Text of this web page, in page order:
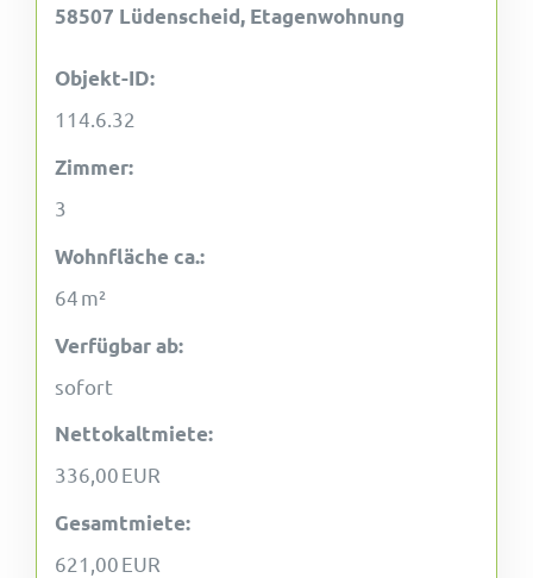
58507 Lüdenscheid, Etagenwohnung
Objekt-ID:
114.6.32
Zimmer:
3
Wohnfläche ca.:
64 m²
Verfügbar ab:
sofort
Nettokaltmiete:
336,00 EUR
Gesamtmiete:
621,00 EUR